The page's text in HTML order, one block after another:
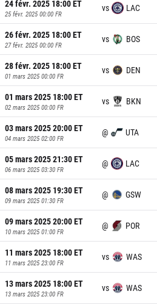
24 févr. 2025 18:00ET
25 févr. 2025 00:00 FR
vs LAC
26 févr. 2025 18:00ET
27 févr. 2025 00:00 FR
vs BOS
28 févr. 2025 18:00ET
01 mars 2025 00:00 FR
vs DEN
01 mars 2025 18:00ET
02 mars 2025 00:00 FR
vs BKN
03 mars 2025 20:00ET
04 mars 2025 02:00 FR
@ UTA
05 mars 2025 21:30ET
06 mars 2025 03:30 FR
@ LAC
08 mars 2025 19:30ET
09 mars 2025 01:30 FR
@ GSW
09 mars 2025 20:00ET
10 mars 2025 01:00 FR
@ POR
11 mars 2025 18:00ET
11 mars 2025 23:00 FR
vs WAS
13 mars 2025 18:00ET
13 mars 2025 23:00 FR
vs WAS